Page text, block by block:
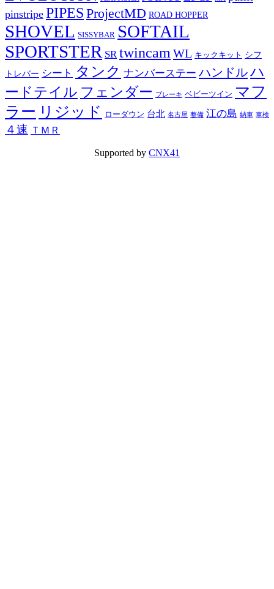
pinstripe PIPES ProjectMD ROAD HOPPER
SHOVEL SISSYBAR SOFTAIL
SPORTSTER SR twincamWL キックキット シフ
トレバー シート タンク ナンバーステー ハンドルハ
ードテイル フェンダー ブレーキ ベビーツイン マフ
ラー リジッド ローダウン 台北 名古屋 整備 江の島 納車 車検
４速 ＴＭＲ
Supported by CNX41